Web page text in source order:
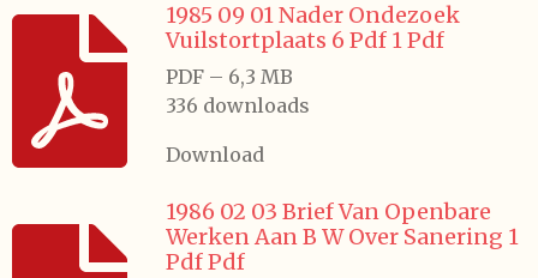
1985 09 01 Nader Ondezoek
Vuilstortplaats 6 Pdf 1 Pdf
PDF – 6,3 MB
336 downloads
Download
1986 02 03 Brief Van Openbare
Werken Aan B W Over Sanering 1
Pdf Pdf